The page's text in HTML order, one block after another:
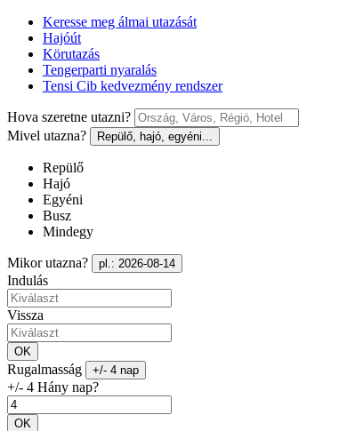
Keresse meg álmai utazását
Hajóút
Körutazás
Tengerparti nyaralás
Tensi Cib kedvezmény rendszer
Hova szeretne utazni?
Mivel utazna?
Repülő, hajó, egyéni...
Repülő
Hajó
Egyéni
Busz
Mindegy
Mikor utazna? pl.: 2026-08-14
Indulás
Vissza
OK
Rugalmasság +/- 4 nap
+/- 4 Hány nap?
OK